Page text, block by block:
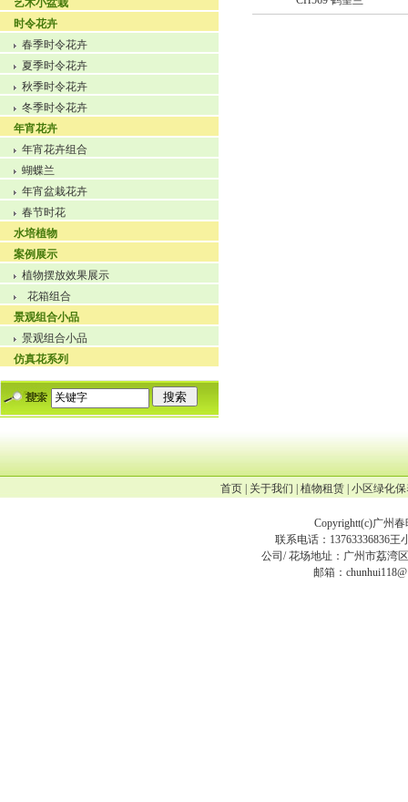
艺术小盆栽
时令花卉
春季时令花卉
夏季时令花卉
秋季时令花卉
冬季时令花卉
年宵花卉
年宵花卉组合
蝴蝶兰
年宵盆栽花卉
春节时花
水培植物
案例展示
植物摆放效果展示
花箱组合
景观组合小品
景观组合小品
仿真花系列
首页 关于我们 植物租赁 小区绿化
Copyrightt(c)广州
联系电话：13763336836王
公司/ 花场地址：广州市荔湾
邮箱：